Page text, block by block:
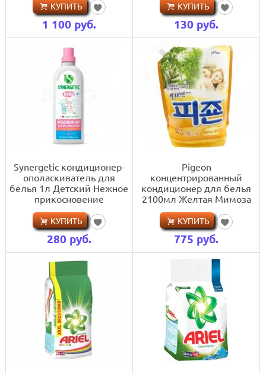
КУПИТЬ
1 100 руб.
КУПИТЬ
130 руб.
Synergetic кондиционер-
ополаскиватель для
белья 1л Детский Нежное
прикосновение
КУПИТЬ
280 руб.
Pigeon
концентрированный
кондиционер для белья
2100мл Желтая Мимоза
КУПИТЬ
775 руб.